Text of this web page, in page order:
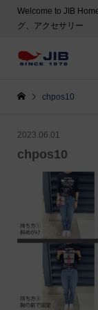
Welcome to JIB
グ、アクセサリー
chpos10
2023.06.01
chpos10